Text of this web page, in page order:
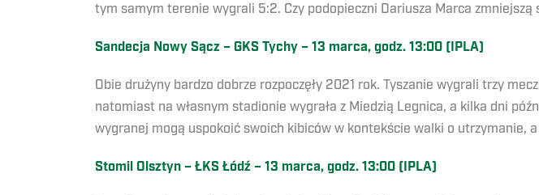
tym samym terenie wygrali 5:2. Czy podopieczni Dariusza Marca
Sandecja Nowy Sącz – GKS Tychy – 13 marca, godz. 13:00 (IPLA)
Obie drużyny bardzo dobrze rozpoczęły 2021 rok. Tyszanie wygrali trzy
natomiast na własnym stadionie wygrała z Miedzią Legnica, a kilka dni
wygranej mogą uspokoić swoich kibiców w kontekście walki o utrzymanie, a
Stomil Olsztyn – ŁKS Łódź – 13 marca, godz. 13:00 (IPLA)